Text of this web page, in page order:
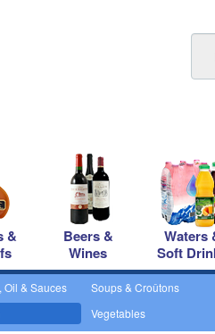
&
Beers &
Wines
Waters
Soft
Oil & Sauces Soups & Croûtons
Vegetables